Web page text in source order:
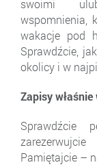
swoimi
wspomnienia,
wakacje pod
Sprawdźcie,
okolicy i w
Zapisy
Sprawdźcie
Pamiętajcie –